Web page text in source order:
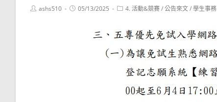
Postashs510
Post05/13/2025
Post4. 活動&競賽/公告來文/學生事務